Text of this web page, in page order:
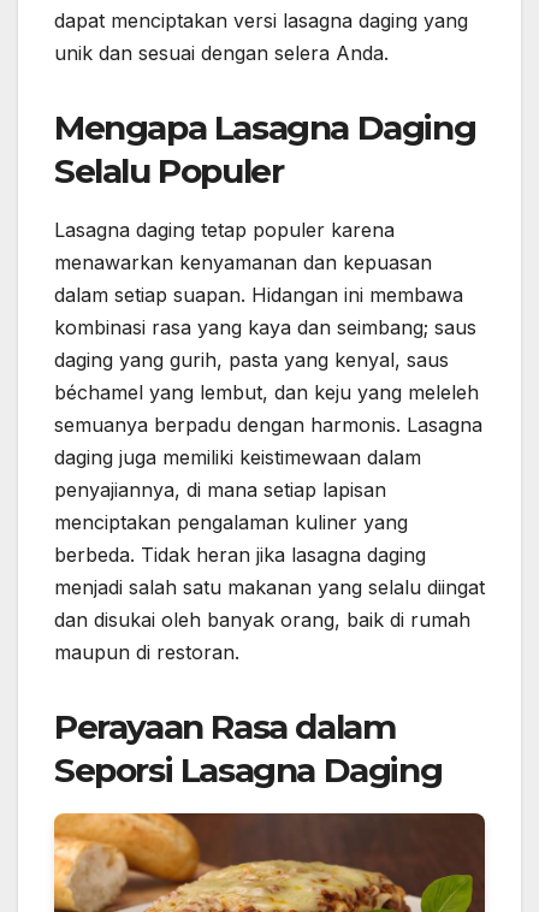
dapat menciptakan versi lasagna daging yang
unik dan sesuai dengan selera Anda.
Mengapa Lasagna Daging
Selalu Populer
Lasagna daging tetap populer karena
menawarkan kenyamanan dan kepuasan
dalam setiap suapan. Hidangan ini membawa
kombinasi rasa yang kaya dan seimbang; saus
daging yang gurih, pasta yang kenyal, saus
béchamel yang lembut, dan keju yang meleleh
semuanya berpadu dengan harmonis. Lasagna
daging juga memiliki keistimewaan dalam
penyajiannya, di mana setiap lapisan
menciptakan pengalaman kuliner yang
berbeda. Tidak heran jika lasagna daging
menjadi salah satu makanan yang selalu diingat
dan disukai oleh banyak orang, baik di rumah
maupun di restoran.
Perayaan Rasa dalam
Seporsi Lasagna Daging